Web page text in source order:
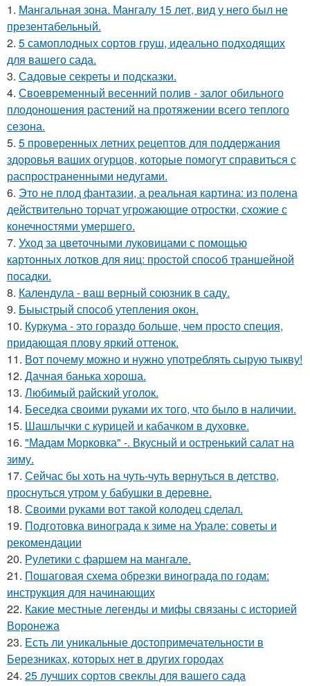
1. Мангальная зона. Мангалу 15 лет, вид у него был не
презентабельный.
2. 5 самоплодных сортов груш, идеально подходящих
для вашего сада.
3. Садовые секреты и подсказки.
4. Своевременный весенний полив - залог обильного
плодоношения растений на протяжении всего теплого
сезона.
5. 5 проверенных летних рецептов для поддержания
здоровья ваших огурцов, которые помогут справиться с
распространенными недугами.
6. Это не плод фантазии, а реальная картина: из полена
действительно торчат угрожающие отростки, схожие с
конечностями умершего.
7. Уход за цветочными луковицами с помощью
картонных лотков для яиц: простой способ траншейной
посадки.
8. Календула - ваш верный союзник в саду.
9. Быыстрый способ утепления окон.
10. Куркума - это гораздо больше, чем просто специя,
придающая плову яркий оттенок.
11. Вот почему можно и нужно употреблять сырую тыкву!
12. Дачная банька хороша.
13. Любимый райский уголок.
14. Беседка своими руками их того, что было в наличии.
15. Шашлычки с курицей и кабачком в духовке.
16. "Мадам Морковка" -. Вкусный и остренький салат на
зиму.
17. Сейчас бы хоть на чуть-чуть вернуться в детство,
проснуться утром у бабушки в деревне.
18. Своими руками вот такой колодец сделал.
19. Подготовка винограда к зиме на Урале: советы и
рекомендации
20. Рулетики с фаршем на мангале.
21. Пошаговая схема обрезки винограда по годам:
инструкция для начинающих
22. Какие местные легенды и мифы связаны с историей
Воронежа
23. Есть ли уникальные достопримечательности в
Березниках, которых нет в других городах
24. 25 лучших сортов свеклы для вашего сада